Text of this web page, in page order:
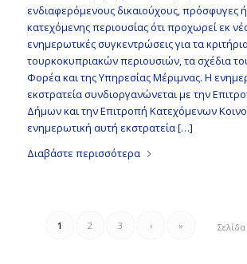
ενδιαφερόμενους δικαιούχους, πρόσφυγες ή
κατεχόμενης περιουσίας ότι προχωρεί εκ
ενημερωτικές συγκεντρώσεις για τα
τουρκοκυπριακών περιουσιών, τα σχέδια
Φορέα και της Υπηρεσίας Μέριμνας. Η
εκστρατεία συνδιοργανώνεται με την
Δήμων και την Επιτροπή Κατεχόμενων
ενημερωτική αυτή εκστρατεία […]
Διαβάστε περισσότερα
1 2 3 › »